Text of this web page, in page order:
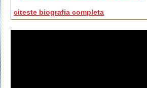
citeste biografia completa